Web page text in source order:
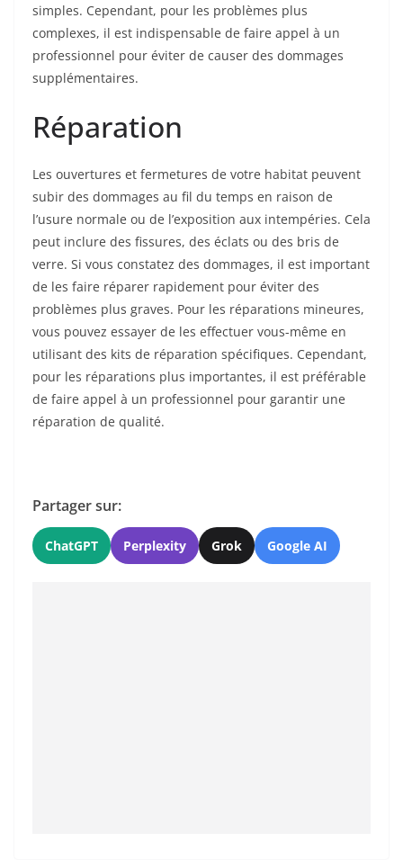
simples. Cependant, pour les problèmes plus
complexes, il est indispensable de faire appel à un
professionnel pour éviter de causer des dommages
supplémentaires.
Réparation
Les ouvertures et fermetures de votre habitat peuvent
subir des dommages au fil du temps en raison de
l’usure normale ou de l’exposition aux intempéries. Cela
peut inclure des fissures, des éclats ou des bris de
verre. Si vous constatez des dommages, il est important
de les faire réparer rapidement pour éviter des
problèmes plus graves. Pour les réparations mineures,
vous pouvez essayer de les effectuer vous-même en
utilisant des kits de réparation spécifiques. Cependant,
pour les réparations plus importantes, il est préférable
de faire appel à un professionnel pour garantir une
réparation de qualité.
Partager sur:
ChatGPT Perplexity Grok Google AI